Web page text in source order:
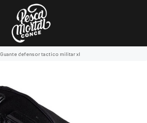
Guante defensor tactico militar xl